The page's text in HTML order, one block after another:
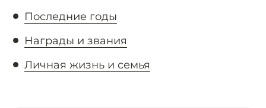
Последние годы
Награды и звания
Личная жизнь и семья